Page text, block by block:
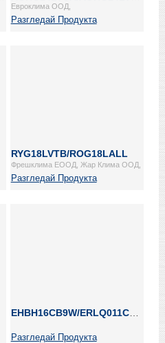
Евроклима ООД,
Разгледай Продукта
RYG18LVTB/ROG18LALL
Фрешклима ЕООД, Жар Клима ООД,
Разгледай Продукта
EHBH16CB9W/ERLQ011CW1
Разгледай Продукта